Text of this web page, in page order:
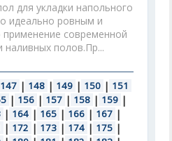
для укладки напольного
идеально ровным и
современной
наливных полов.Пр...
147 | 148 | 149 | 150 | 151
| 156 | 157 | 158 | 159 |
| 164 | 165 | 166 | 167 |
| 172 | 173 | 174 | 175 |